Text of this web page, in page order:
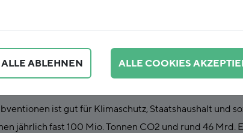
abbauen, den Gordischen
ist gut für Klimaschutz, Staatshaushalt und
jährlich fast 100 Mio. Tonnen CO2 und rund 46 Mrd.
ALLE ABLEHNEN ALLE COOKIES